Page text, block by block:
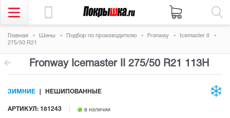
Главная Шины Подбор по производителю Fronway
Icemaster II
275/50 R21
Fronway Icemaster II 275/50 R21 113H
АРТИКУЛ: 181243 в наличии
ЗИМНИЕ НЕШИПОВАННЫЕ